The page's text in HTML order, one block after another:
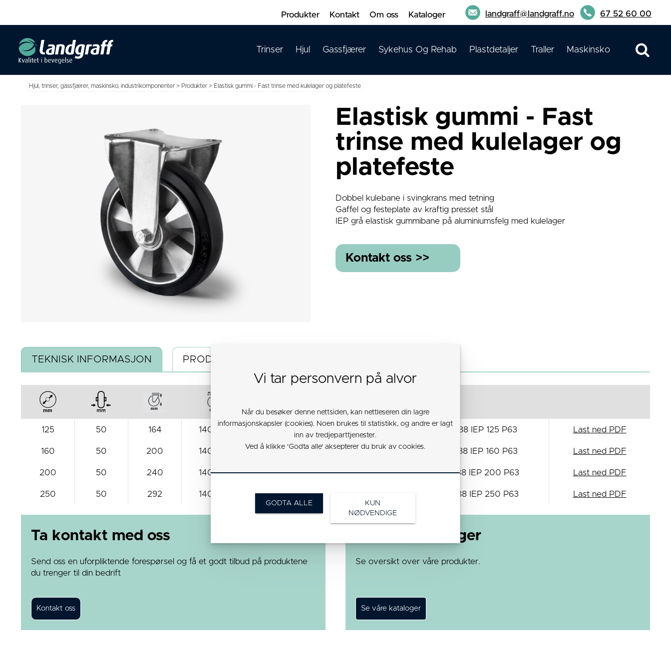
Produkter Kontakt Om oss Kataloger landgraff@landgraff.no 67 52 60 00
Trinser Hjul Gassfjærer Sykehus Og Rehab Plastdetaljer Traller Maskinsko
Hjul, trinser, gassfjærer, maskinsko, industrikomponenter > Produkter > Elastisk gummi - Fast trinse med kulelager og platefeste
Elastisk gummi - Fast
trinse med kulelager og
platefeste
Dobbel kulebane i svingkrans med tetning
Gaffel og festeplate av kraftig presset stål
IEP grå elastisk gummibane på aluminiumsfelg med kulelager
Kontakt oss >>
TEKNISK INFORMASJON PRODUKTARK (PDF)
125 50 164 140x110 105x80 300 4688 IEP 125 P63 Last ned PDF
160 50 200 140x110 105x80 11 350 4688 IEP 160 P63 Last ned PDF
200 50 240 140x110 105x80 11 400 4688 IEP 200 P63 Last ned PDF
250 50 292 140x110 105x80 4688 IEP 250 P63 Last ned PDF
Ta kontakt med oss
Send oss en uforpliktende forespørsel og få et godt tilbud på produktene
du trenger til din bedrift
Se våre kataloger
Se oversikt over våre produkter.
Vi tar personvern på alvor
Når du besøker denne nettsiden, kan nettleseren din lagre
informasjonskapsler (cookies). Noen brukes til statistikk, og andre er lagt
inn av tredjeparttjenester.
Ved å klikke 'Godta alle' aksepterer du bruk av cookies.
GODTA ALLE
KUN
NØDVENDIGE